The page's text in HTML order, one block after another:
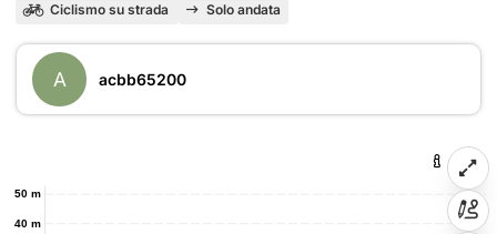
Ciclismo su strada Solo andata
A acbb65200
40 m
50 m